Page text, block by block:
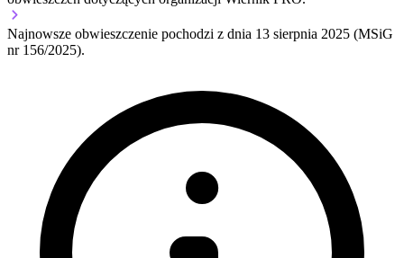
Najnowsze obwieszczenie pochodzi z dnia 13 sierpnia 2025 (MSiG
nr 156/2025).